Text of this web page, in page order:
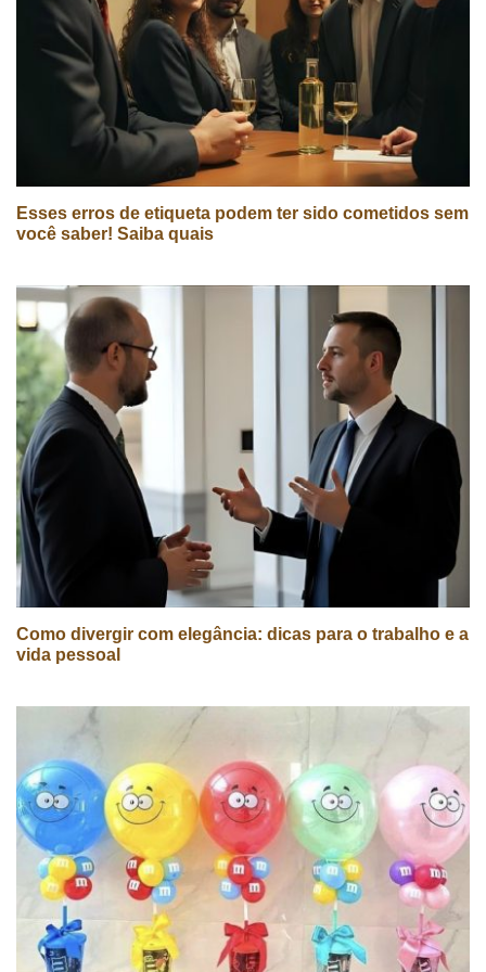
Esses erros de etiqueta podem ter sido cometidos sem
você saber! Saiba quais
Como divergir com elegância: dicas para o trabalho e a
vida pessoal